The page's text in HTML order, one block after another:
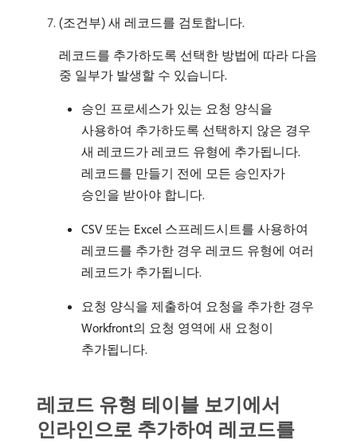
(조건부) 새 레코드를 검토합니다.
레코드를 추가하도록 선택한 방법에 따라 다음
중 일부가 발생할 수 있습니다.
승인 프로세스가 있는 요청 양식을
사용하여 추가하도록 선택하지 않은 경우
새 레코드가 레코드 유형에 추가됩니다.
레코드를 만들기 전에 모든 승인자가
승인을 받아야 합니다.
CSV 또는 Excel 스프레드시트를 사용하여
레코드를 추가한 경우 레코드 유형에 여러
레코드가 추가됩니다.
요청 양식을 제출하여 요청을 추가한 경우
Workfront의 요청 영역에 새 요청이
추가됩니다.
레코드 유형 테이블 보기에서
인라인으로 추가하여 레코드를